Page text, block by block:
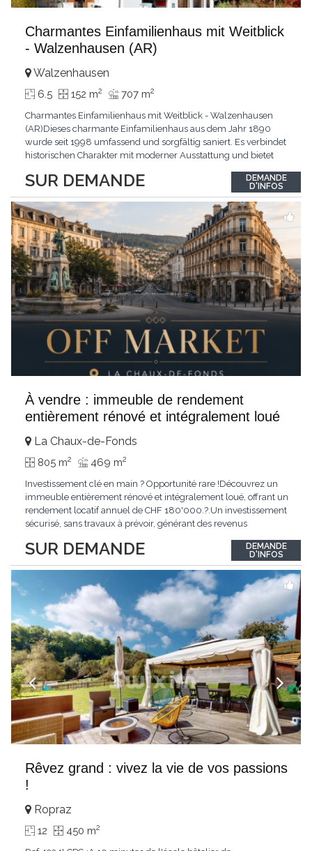
Charmantes Einfamilienhaus mit Weitblick
- Walzenhausen (AR)
SUR DEMANDE
Walzenhausen
6.5 152 m2 707 m2
Charmantes Einfamilienhaus mit Weitblick - Walzenhausen
(AR)Dieses charmante Einfamilienhaus aus dem Jahr 1890
wurde seit 1998 umfassend und sorgfältig saniert. Es verbindet
historischen Charakter mit moderner Ausstattung und bietet
Walzenhausen überzeugt durch die Nähe zur Natur, gute
Erreichbarkeit und ein angenehmes Wohnumfeld. Highlights...
DEMANDE
D'INFOS
À vendre : immeuble de rendement
entièrement rénové et intégralement loué
SUR DEMANDE
La Chaux-de-Fonds
805 m2 469 m2
Investissement clé en main ? Opportunité rare !Découvrez un
immeuble entièrement rénové et intégralement loué, offrant un
rendement locatif annuel de CHF 180'000.?.Un investissement
sécurisé, sans travaux à prévoir, générant des revenus
d'informations ou recevoir le dossier.
DEMANDE
D'INFOS
Rêvez grand : vivez la vie de vos passions
!
Ropraz
12 450 m2